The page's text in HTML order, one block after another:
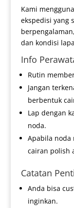
Kami
ekspedisi yang
dan kondisi
Info
Rutin
Jangan
berbentuk
Lap dengan
noda.
Apabila noda
cairan polish
Catatan
Anda bisa
inginkan.